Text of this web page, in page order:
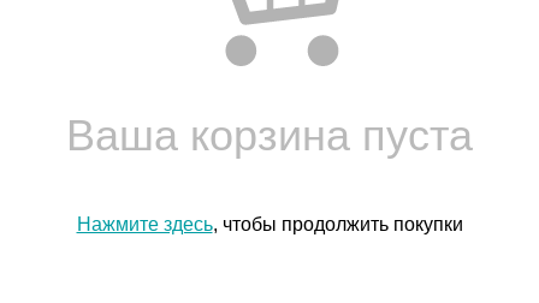
Ваша корзина пуста
Нажмите здесь, чтобы продолжить покупки